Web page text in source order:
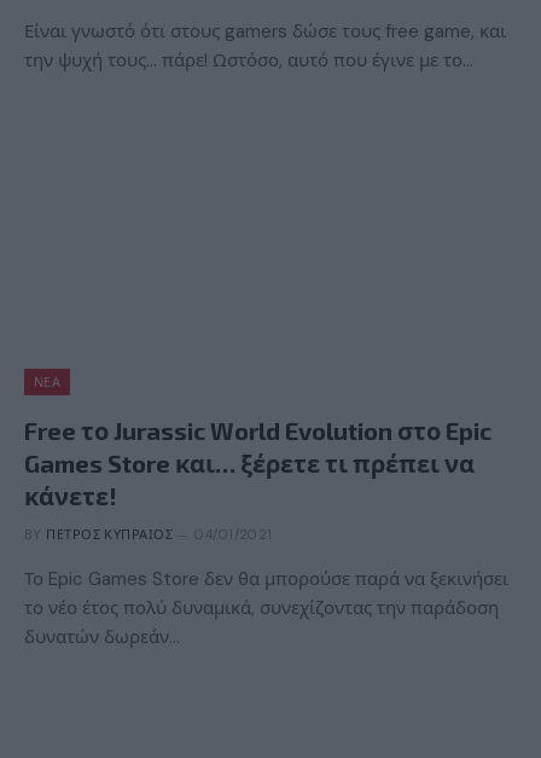
Είναι γνωστό ότι στους gamers δώσε τους free game, και
την ψυχή τους… πάρε! Ωστόσο, αυτό που έγινε με το…
ΝΈΑ
Free το Jurassic World Evolution στο Epic
Games Store και… ξέρετε τι πρέπει να
κάνετε!
BY ΠΈΤΡΟΣ ΚΥΠΡΑΊΟΣ 04/01/2021
Το Epic Games Store δεν θα μπορούσε παρά να ξεκινήσει
το νέο έτος πολύ δυναμικά, συνεχίζοντας την παράδοση
δυνατών δωρεάν…